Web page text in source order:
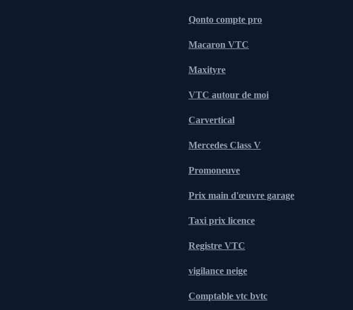
Qonto compte pro
Macaron VTC
Maxityre
VTC autour de moi
Carvertical
Mercedes Class V
Promoneuve
Prix main d'œuvre garage
Taxi prix licence
Registre VTC
vigilance neige
Comptable vtc bvtc